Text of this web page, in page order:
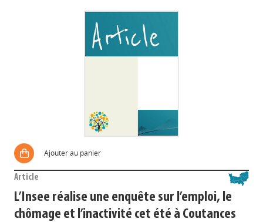
Ajouter au panier
Article
L’Insee réalise une enquête sur l’emploi, le
chômage et l’inactivité cet été à Coutances